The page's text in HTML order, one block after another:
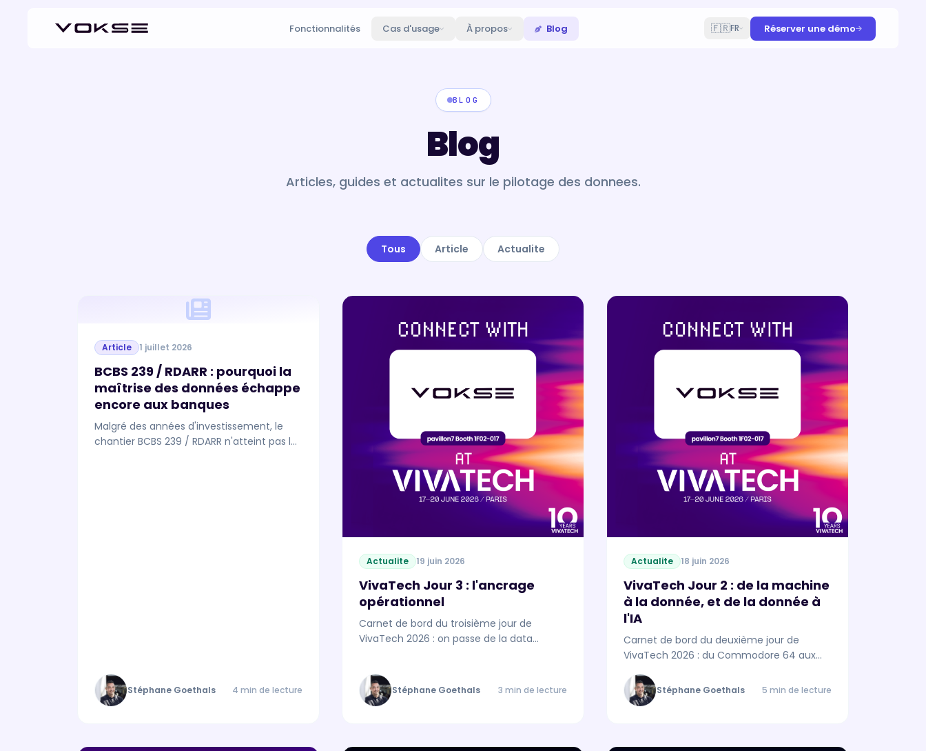
Fonctionnalités Cas d'usage À propos Blog 🇫🇷FR Réserver une démo
BLOG
Blog
Articles, guides et actualites sur le pilotage des donnees.
Tous Article Actualite
Article 1 juillet 2026
BCBS 239 / RDARR : pourquoi la
maîtrise des données échappe
encore aux banques
Malgré des années d'investissement, le
chantier BCBS 239 / RDARR n'atteint pas la
Stéphane Goethals 4 min de lecture
Actualite 19 juin 2026
VivaTech Jour 3 : l'ancrage
opérationnel
Carnet de bord du troisième jour de
VivaTech 2026 : on passe de la data
asset opérationnel au service de l'action.
Stéphane Goethals 3 min de lecture
Actualite 18 juin 2026
VivaTech Jour 2 : de la machine
à la donnée, et de la donnée à
l'IA
Carnet de bord du deuxième jour de
VivaTech 2026 : du Commodore 64 aux
déplacée vers la donnée — et pourquoi l'IA
en dépend.
Stéphane Goethals 5 min de lecture